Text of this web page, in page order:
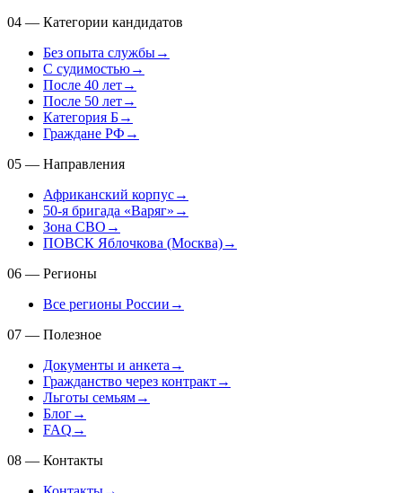
04 — Категории кандидатов
Без опыта службы→
С судимостью→
После 40 лет→
После 50 лет→
Категория Б→
Граждане РФ →
05 — Направления
Африканский корпус→
50-я бригада «Варяг» →
Зона СВО →
ПОВСК Яблочкова (Москва)→
06 — Регионы
Все регионы России →
07 — Полезное
Документы и анкета →
Гражданство через контракт→
Льготы семьям→
Блог→
FAQ →
08 — Контакты